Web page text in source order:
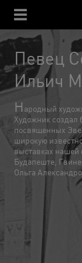
Певец
Ильич
Н ародный
Художник создал
посвященных
широкую
выставках нашей
Будапеште,
Ольга